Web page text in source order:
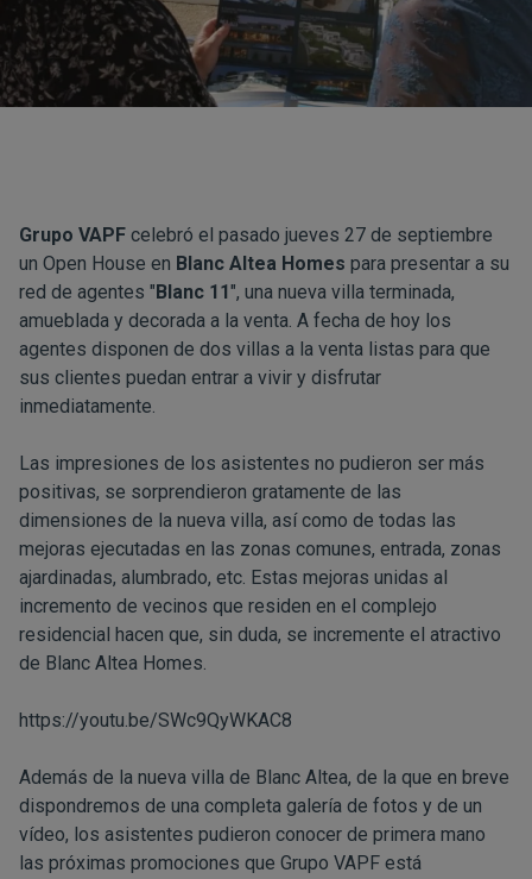
Grupo VAPF celebró el pasado jueves 27 de septiembre
un Open House en Blanc Altea Homes para presentar a su
red de agentes "Blanc 11", una nueva villa terminada,
amueblada y decorada a la venta. A fecha de hoy los
agentes disponen de dos villas a la venta listas para que
sus clientes puedan entrar a vivir y disfrutar
inmediatamente.
Las impresiones de los asistentes no pudieron ser más
positivas, se sorprendieron gratamente de las
dimensiones de la nueva villa, así como de todas las
mejoras ejecutadas en las zonas comunes, entrada, zonas
ajardinadas, alumbrado, etc. Estas mejoras unidas al
incremento de vecinos que residen en el complejo
residencial hacen que, sin duda, se incremente el atractivo
de Blanc Altea Homes.
https://youtu.be/SWc9QyWKAC8
Además de la nueva villa de Blanc Altea, de la que en breve
dispondremos de una completa galería de fotos y de un
vídeo, los asistentes pudieron conocer de primera mano
las próximas promociones que Grupo VAPF está